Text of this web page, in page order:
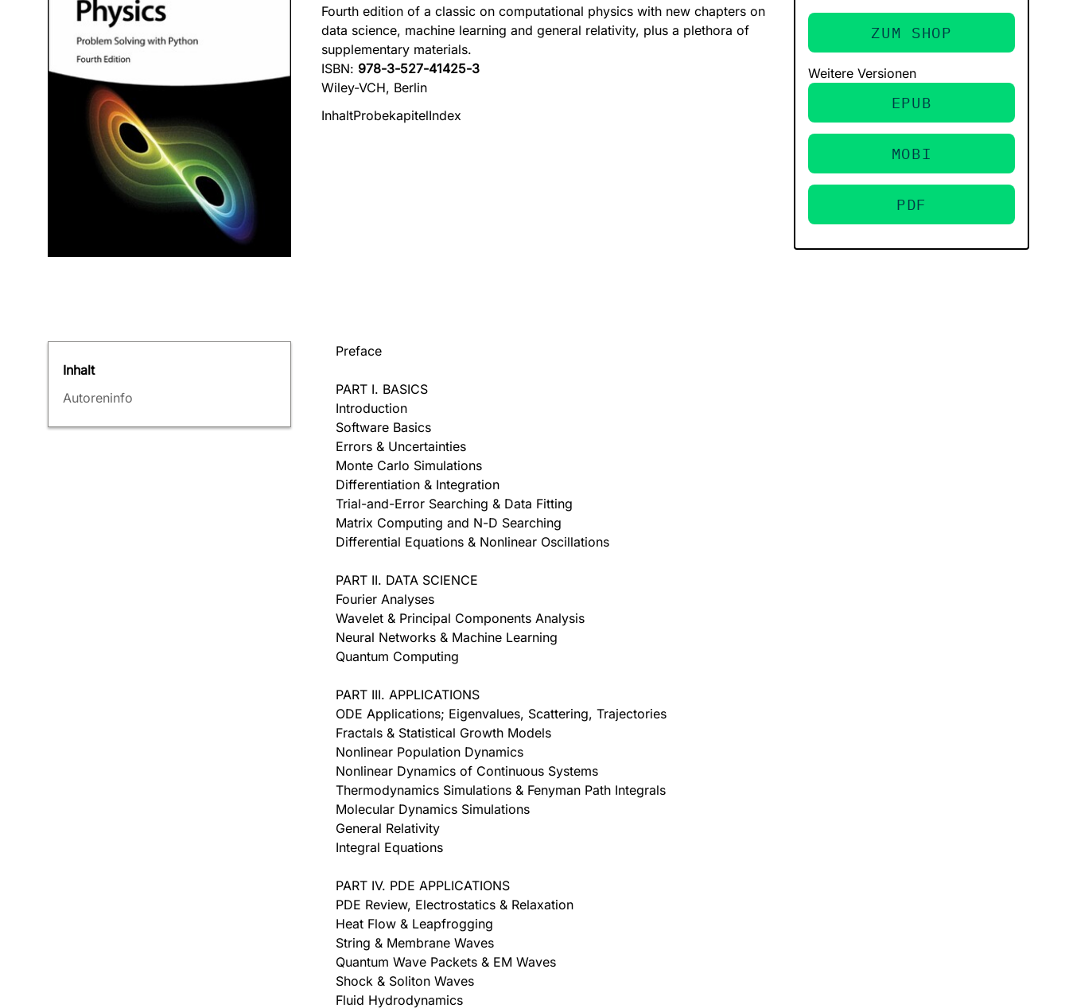
Fourth edition of a classic on computational physics with new chapters on
data science, machine learning and general relativity, plus a plethora of
supplementary materials.
ISBN: 978-3-527-41425-3
Wiley-VCH, Berlin
InhaltProbekapitelIndex
ZUM SHOP
Weitere Versionen
EPUB
MOBI
PDF
Inhalt
Autoreninfo
Preface
PART I. BASICS
Introduction
Software Basics
Errors & Uncertainties
Monte Carlo Simulations
Differentiation & Integration
Trial-and-Error Searching & Data Fitting
Matrix Computing and N-D Searching
Differential Equations & Nonlinear Oscillations
PART II. DATA SCIENCE
Fourier Analyses
Wavelet & Principal Components Analysis
Neural Networks & Machine Learning
Quantum Computing
PART III. APPLICATIONS
ODE Applications; Eigenvalues, Scattering, Trajectories
Fractals & Statistical Growth Models
Nonlinear Population Dynamics
Nonlinear Dynamics of Continuous Systems
Thermodynamics Simulations & Fenyman Path Integrals
Molecular Dynamics Simulations
General Relativity
Integral Equations
PART IV. PDE APPLICATIONS
PDE Review, Electrostatics & Relaxation
Heat Flow & Leapfrogging
String & Membrane Waves
Quantum Wave Packets & EM Waves
Shock & Soliton Waves
Fluid Hydrodynamics